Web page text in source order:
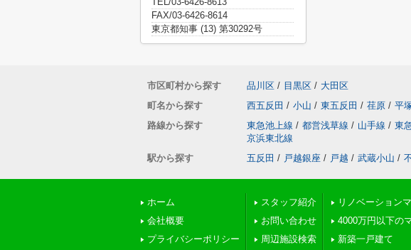
FAX/03-6426-8614
東京都知事 (13) 第30292号
市区町村から探す 品川区 / 目黒区 / 大田区
町名から探す
西五反田 / 小山 / 東五反田 / 荏原 / 平
路線から探す
東急池上線 / 都営浅草線 / 山手線 / 東
京浜東北線
駅から探す
五反田 / 戸越銀座 / 戸越 / 武蔵小山 /
ホーム
会社概要
プライバシーポリシー
スタッフ紹介
お問い合わせ
周辺施設検索
リノベーション
4000万円以下の
新築一戸建て